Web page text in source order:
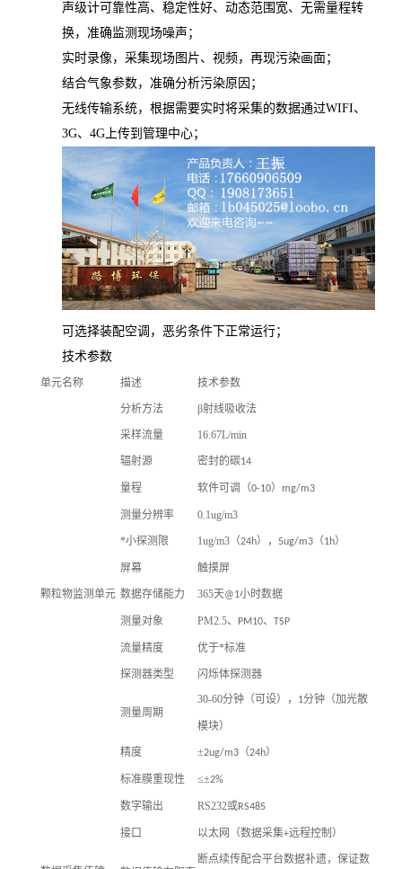
声级计可靠性高、稳定性好、动态范围宽、无需量程转
换，准确监测现场噪声；
实时录像，采集现场图片、视频，再现污染画面；
结合气象参数，准确分析污染原因；
无线传输系统，根据需要实时将采集的数据通过WIFI、
3G、4G上传到管理中心；
可选择装配空调，恶劣条件下正常运行；
技术参数
单元名称 描述 技术参数
颗粒物监测单元
分析方法 β射线吸收法
采样流量 16.67L/min
辐射源 密封的碳14
量程 软件可调（0-10） mg/m3
测量分辨率 0.1ug/m3
*小探测限 1ug/m3（24h）， 5ug/m3 （1h）
屏幕 触摸屏
数据存储能力 365天@1小时数据
测量对象 PM2.5、 PM10、 TSP
流量精度 优于*标准
探测器类型 闪烁体探测器
测量周期
30-60分钟（可设）， 1分钟（加光散
模块）
精度 ±2ug/m3 （24h）
标准膜重现性 ≤±2%
数字输出 RS232或RS485
接口 以太网（数据采集+远程控制）
断点续传配合平台数据补遗，保证数